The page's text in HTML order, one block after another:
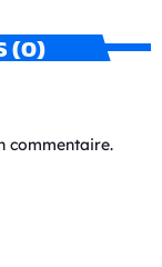
(0)
commentaire.